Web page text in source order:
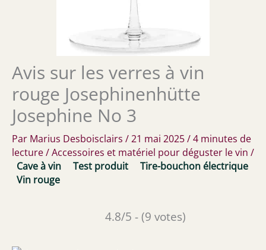
Avis sur les verres à vin
rouge Josephinenhütte
Josephine No 3
Par Marius Desboisclairs /21 mai 2025/4 minutes de
lecture/Accessoires et matériel pour déguster le vin /
Cave à vin
Test produit
Tire-bouchon électrique
Vin rouge
4.8/5 - (9 votes)